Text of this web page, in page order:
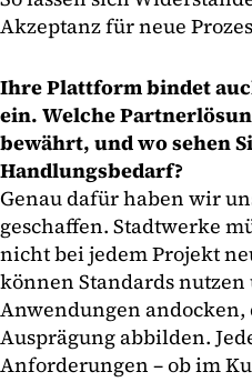
Akzeptanz für neue
Ihre Plattform bindet
ein. Welche
bewährt, und wo sehen
Handlungsbedarf?
Genau dafür haben wir
geschaffen. Stadtwerke
nicht bei jedem Projekt
können Standards
Anwendungen
Ausprägung abbilden.
Anforderungen – ob im